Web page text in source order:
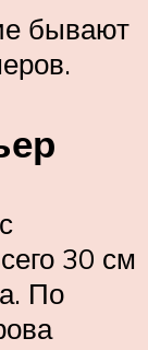
бывают
30 см
По